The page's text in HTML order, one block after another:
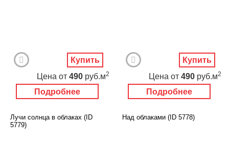
Подробнее
Цена от 490 руб.м2
Купить
Подробнее
Цена от 490 руб.м2
Купить
Лучи солнца в облаках (ID
5779)
Над облаками (ID 5778)